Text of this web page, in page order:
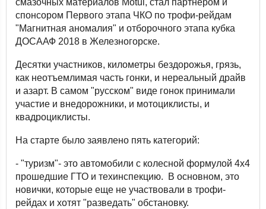
смазочных материалов Motul, стал партнером и
спонсором Первого этапа ЧКО по трофи-рейдам
"Магнитная аномалия" и отборочного этапа кубка
ДОСААФ 2018 в Железногорске.
Десятки участников, километры бездорожья, грязь,
как неотъемлимая часть гонки, и нереальный драйв
и азарт. В самом "русском" виде гонок принимали
участие и внедорожники, и мотоциклисты, и
квадроциклисты.
На старте было заявлено пять категорий:
- "туризм"- это автомобили с колесной формулой 4х4
прошедшие ГТО и техинспекцию. В основном, это
новички, которые еще не участвовали в трофи-
рейдах и хотят "разведать" обстановку.